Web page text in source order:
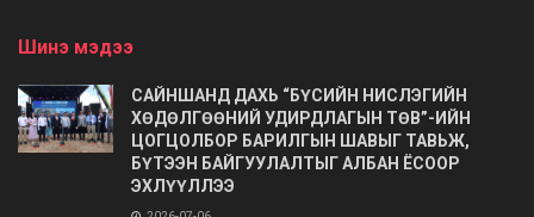
Шинэ мэдээ
САЙНШАНД ДАХЬ “БҮСИЙН НИСЛЭГИЙН
ХӨДӨЛГӨӨНИЙ УДИРДЛАГЫН ТӨВ”-ИЙН
ЦОГЦОЛБОР БАРИЛГЫН ШАВЫГ ТАВЬЖ,
БҮТЭЭН БАЙГУУЛАЛТЫГ АЛБАН ЁСООР
ЭХЛҮҮЛЛЭЭ